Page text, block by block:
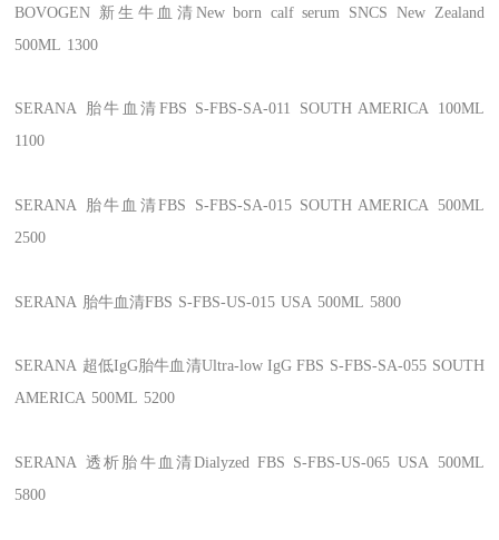
BOVOGEN 新生牛血清New born calf serum SNCS
New Zealand
500ML 1300
SERANA 胎牛血清FBS S-FBS-SA-011 SOUTH AMERICA 100ML
1100
SERANA 胎牛血清FBS S-FBS-SA-015 SOUTH AMERICA
500ML
2500
SERANA 胎牛血清FBS S-FBS-US-015 USA 500ML 5800
SERANA 超低IgG胎牛血清Ultra-low IgG FBS S-FBS-SA-055 SOUTH
AMERICA 500ML 5200
SERANA 透析胎牛血清Dialyzed FBS S-FBS-US-065 USA
500ML
5800